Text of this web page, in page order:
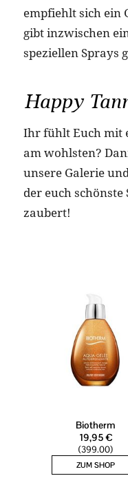
empfiehlt sich ein
gibt inzwischen
speziellen Sprays
Happy
Ihr fühlt Euch mit
am wohlsten?
unsere Galerie
der euch
zaubert!